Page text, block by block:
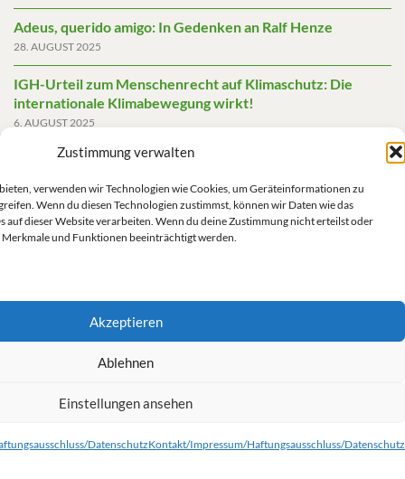
Zustimmung verwalten
verwenden wir Technologien wie Cookies, um Geräteinformationen zu
Wenn du diesen Technologien zustimmst, können wir Daten wie das
auf dieser Website verarbeiten. Wenn du deine Zustimmung nicht erteilst oder
und Funktionen beeinträchtigt werden.
Akzeptieren
Ablehnen
Einstellungen ansehen
DatenschutzKontakt/Impressum/Haftungsausschluss/Datenschutz
Adeus, querido amigo: In Gedenken an Ralf Henze
28. AUGUST 2025
IGH-Urteil zum Menschenrecht auf Klimaschutz: Die
internationale Klimabewegung wirkt!
6. AUGUST 2025
Friedensgutachten 2025
Die AfD mit mehr Demokratie wegregieren
14. MAI 2025
Impressum/Datenschutz
Kontakt/Impressum/Haftungsausschluss/Datenschutz
© 2026 Grüne Linke.